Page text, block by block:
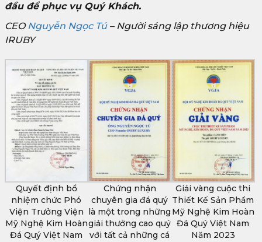
đầu để phục vụ Quý Khách.
CEONguyễn Ngọc Tú– Người sáng lập thương hiệu
IRUBY
Quyết định bổ
nhiệm chức Phó
Viện Trưởng Viện
Mỹ Nghệ Kim Hoàn
Đá Quý Việt Nam
Chứng nhận
chuyên gia đá quý
là một trong những
giải thưởng cao quý
với tất cả những cá
Giải vàng cuộc thi
Thiết Kế Sản Phẩm
Mỹ Nghệ Kim Hoàn
Đá Quý Việt Nam
Năm 2023